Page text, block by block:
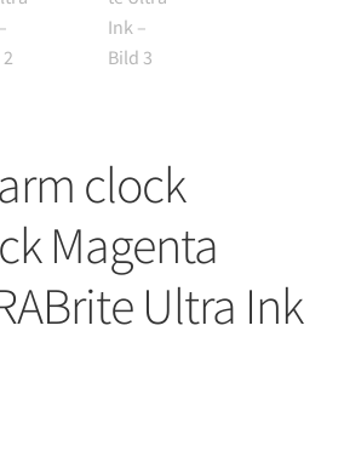
clock
Magenta
Ultra Ink